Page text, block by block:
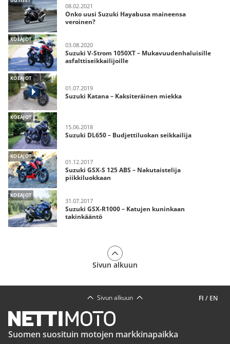
08.02.2021
Onko uusi Suzuki Hayabusa maineensa
veroinen?
KOEAJOT
03.08.2020
Suzuki V-Strom 1050XT – Mukavuudenhaluisille
asfalttiseikkailijoille
KOEAJOT
01.07.2019
Suzuki Katana – Kaksiteräinen miekka
KOEAJOT
15.06.2018
Suzuki DL650 – Budjettiluokan seikkailija
KOEAJOT
01.12.2017
Suzuki GSX-S 125 ABS – Nakutaistelija
piikkiluokkaan
KOEAJOT
31.07.2017
Suzuki GSX-R1000 – Katujen kuninkaan
takinkääntö
Sivun alkuun
FI / EN
Sivun alkuun
Suomen suosituin motojen markkinapaikka